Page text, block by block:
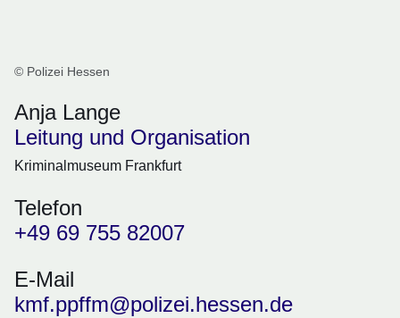
© Polizei Hessen
Anja Lange
Leitung und Organisation
Kriminalmuseum Frankfurt
Telefon
+49 69 755 82007
E-Mail
kmf.ppffm@polizei.hessen.de